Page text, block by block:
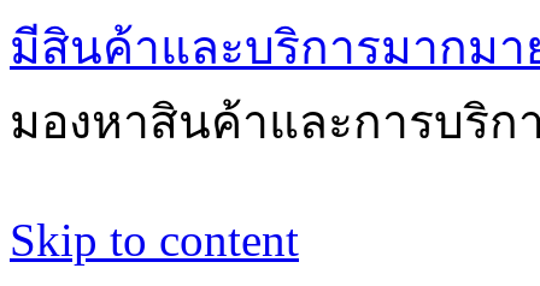
มีสินค้าและบริการมากมา
มองหาสินค้าและการบริ
Skip to content